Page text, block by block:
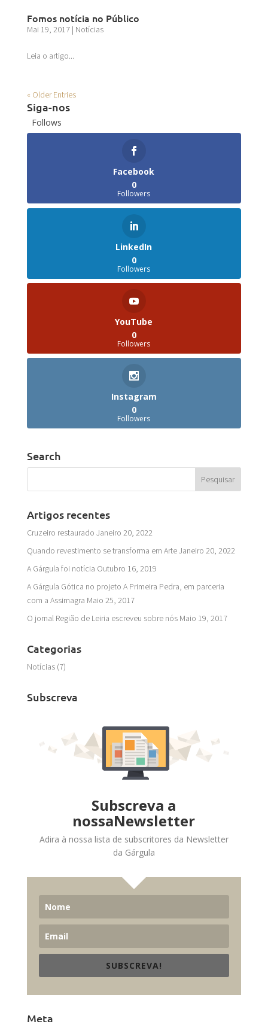
Fomos notícia no Público
Mai 19, 2017| Notícias
Leia o artigo...
« Older Entries
Siga-nos
Follows
Facebook
0
Followers
LinkedIn
0
Followers
YouTube
0
Followers
Instagram
0
Followers
Search
Artigos recentes
Cruzeiro restaurado Janeiro 20, 2022
Quando revestimento se transforma em ArteJaneiro 20, 2022
A Gárgula foi notícia Outubro 16, 2019
A Gárgula Gótica no projeto A Primeira Pedra, em parceria
com a Assimagra Maio 25, 2017
O jornal Região de Leiria escreveu sobre nós Maio 19, 2017
Categorias
Notícias(7)
Subscreva
Subscreva a
nossaNewsletter
Adira à nossa lista de subscritores da Newsletter
da Gárgula
SUBSCREVA!
Meta